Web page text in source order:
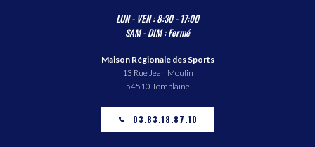
LUN - VEN : 8:30 - 17:00
SAM - DIM : Fermé
Maison Régionale des Sports
13 Rue Jean Moulin
54510 Tomblaine
03.83.18.87.10